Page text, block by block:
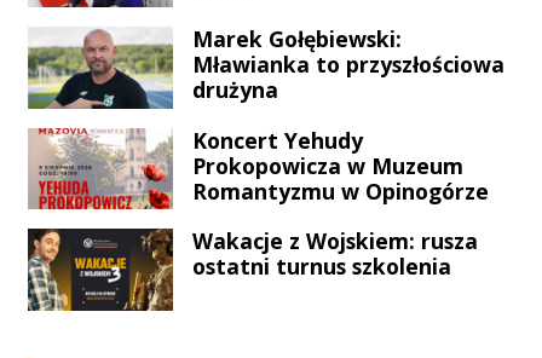
bezpośrednio dotyka mieszkańców
naszego regionu.
Marek Gołębiewski:
Mławianka to przyszłościowa
drużyna
Koncert Yehudy
Prokopowicza w Muzeum
Romantyzmu w Opinogórze
Wakacje z Wojskiem: rusza
ostatni turnus szkolenia